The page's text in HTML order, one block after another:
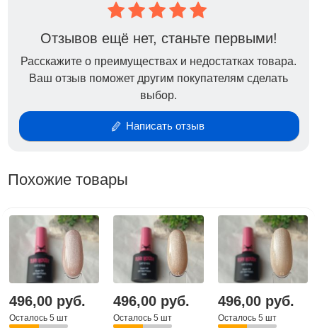
Отзывов ещё нет, станьте первыми!
Расскажите о преимуществах и недостатках товара.
Ваш отзыв поможет другим покупателям сделать
выбор.
Написать отзыв
Похожие товары
496,00 руб.
Осталось 5 шт
496,00 руб.
Осталось 5 шт
496,00 руб.
Осталось 5 шт